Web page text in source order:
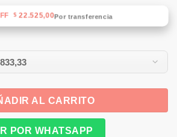
$22.525,00Por transferencia
AL CARRITO
POR WHATSAPP